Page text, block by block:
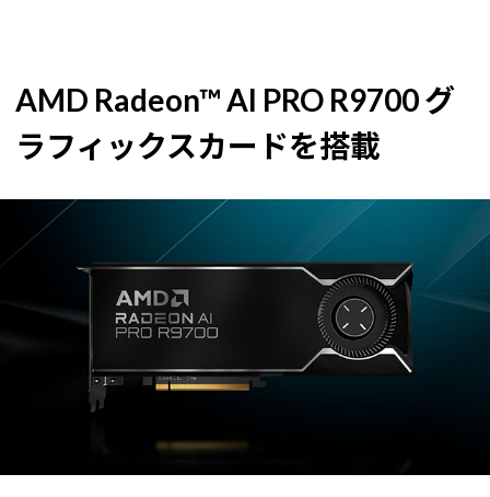
AMD Radeon™ AI PRO R9700 グ
ラフィックスカードを搭載